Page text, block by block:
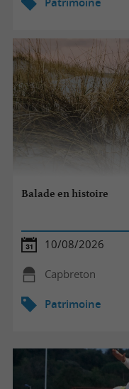
Balade en histoire
10/08/2026
Capbreton
Patrimoine